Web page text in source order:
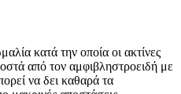
κατά την οποία οι ακτίνες
από τον αμφιβληστροειδή με
να δει καθαρά τα